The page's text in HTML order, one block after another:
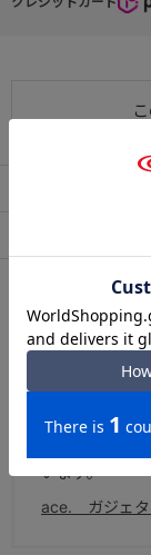
シリーズに
ace.GENE /「
人気のガジェ
上品な印象を
ファスナーで
います。
ace. ガジェタ